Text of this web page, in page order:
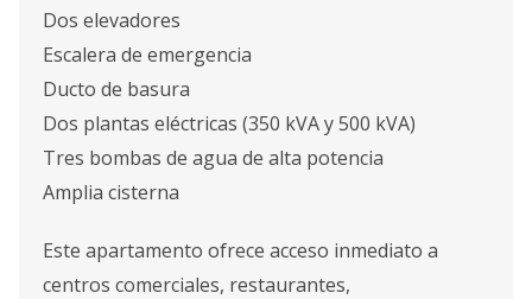
Dos elevadores
Escalera de emergencia
Ducto de basura
Dos plantas eléctricas (350 kVA y 500 kVA)
Tres bombas de agua de alta potencia
Amplia cisterna
Este apartamento ofrece acceso inmediato a
centros comerciales, restaurantes,